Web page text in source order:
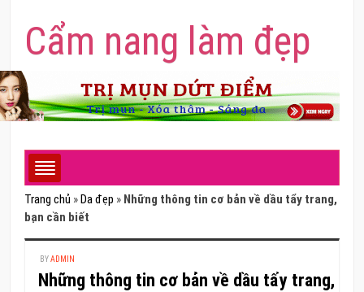
Cẩm nang làm đẹp
Trang chủ » Da đẹp » Những thông tin cơ bản về dầu tẩy trang,
bạn cần biết
BYADMIN
Những thông tin cơ bản về dầu tẩy trang,